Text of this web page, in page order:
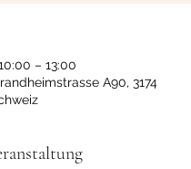
– 13:00
A90, 3174